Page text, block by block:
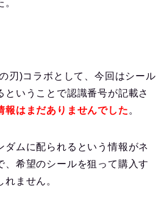
刃)コラボとして、今回はシール
ということで認識番号が記載さ
報はまだありませんでした 。
ダムに配られるという情報がネ
、希望のシールを狙って購入す
ません。